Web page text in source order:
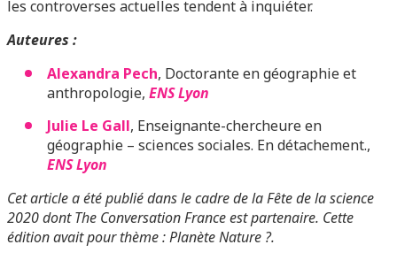
les controverses actuelles tendent à inquiéter.
Auteures :
Alexandra Pech, Doctorante en géographie et
anthropologie, ENS Lyon
Julie Le Gall, Enseignante-chercheure en
géographie – sciences sociales. En détachement.,
ENS Lyon
Cet article a été publié dans le cadre de la Fête de la science
2020 dont The Conversation France est partenaire. Cette
édition avait pour thème : Planète Nature ?.